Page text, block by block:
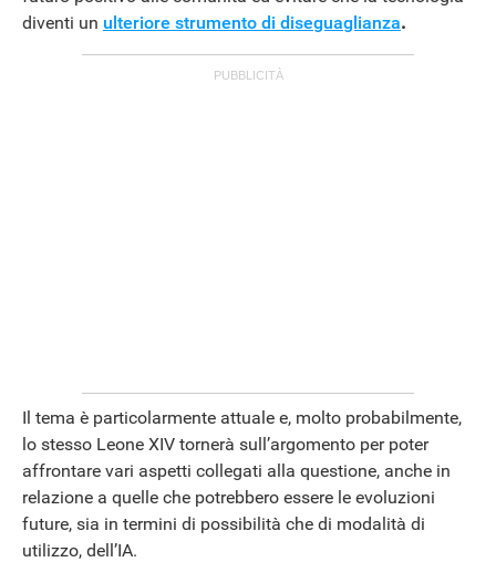
diventi un ulteriore strumento di diseguaglianza.
Il tema è particolarmente attuale e, molto probabilmente,
lo stesso Leone XIV tornerà sull’argomento per poter
affrontare vari aspetti collegati alla questione, anche in
relazione a quelle che potrebbero essere le evoluzioni
future, sia in termini di possibilità che di modalità di
utilizzo, dell’IA.